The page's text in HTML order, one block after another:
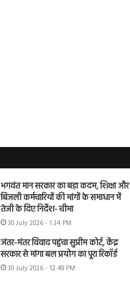
भगवंत मान सरकार का बड़ा कदम, शिक्षा और
बिजली कर्मचारियों की मांगों के समाधान में
तेजी के दिए निर्देश- चीमा
30 July 2026 - 1:34 PM
जंतर-मंतर विवाद पहुंचा सुप्रीम कोर्ट, केंद्र
सरकार से मांगा बल प्रयोग का पूरा रिकॉर्ड
30 July 2026 - 12:49 PM